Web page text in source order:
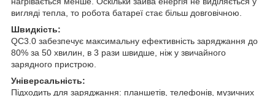
вигляді тепла, то робота батареї стає більш довговічною.
Швидкість:
QC3.0 забезпечує максимальну ефективність заряджання до
80% за 50 хвилин, в 3 рази швидше, ніж у звичайного
зарядного пристрою.
Універсальність:
Підходить для заряджання: планшетів, телефонів, музичних